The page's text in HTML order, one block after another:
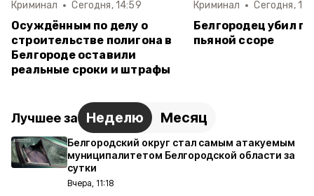
Криминал Сегодня, 14:59
Осуждённым по делу о
строительстве полигона в
Белгороде оставили
реальные сроки и штрафы
Криминал Сегодня,
Белгородец убил
пьяной ссоре
Лучшее за Неделю Месяц
Белгородский округ стал самым атакуемым
муниципалитетом Белгородской области за
сутки
Вчера, 11:18